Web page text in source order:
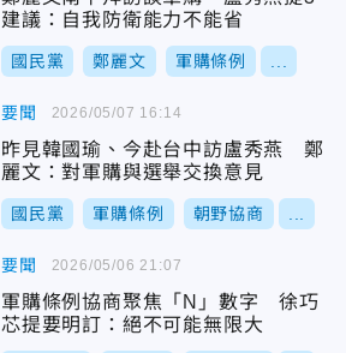
建議：自我防衛能力不能省
國民黨 鄭麗文 軍購條例
要聞
昨見韓國瑜、今赴台中訪盧秀燕 鄭
麗文：對軍購與選舉交換意見
國民黨 軍購條例 朝野協商
2026/05/07 16:14
要聞
軍購條例協商聚焦「N」數字 徐巧
芯提要明訂：絕不可能無限大
2026/05/06 21:07